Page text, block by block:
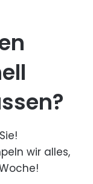
wir alles,